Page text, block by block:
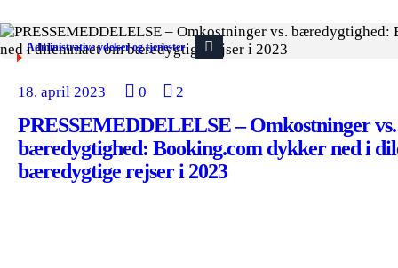
Administrative ydelser og tjenester
18. april 2023 0 2
PRESSEMEDDELELSE – Omkostninger vs.
bæredygtighed: Booking.com dykker ned i
bæredygtige rejser i 2023